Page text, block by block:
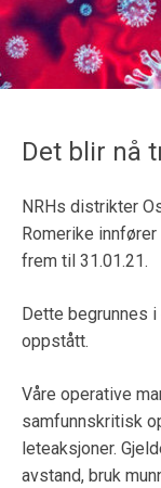
Det blir nå
NRHs distrikter
Romerike
frem til 31.01.21.
Dette begrunnes
oppstått.
Våre operative
samfunnskritisk
leteaksjoner.
avstand, bruk